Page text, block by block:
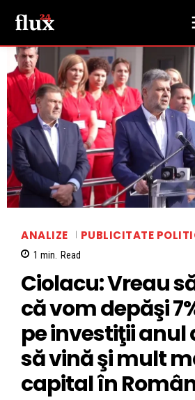
ANALIZE PUBLICITATE
1 min. Read
Ciolacu: Vreau
că vom depăşi
pe investiţii anul
să vină şi mult
capital în